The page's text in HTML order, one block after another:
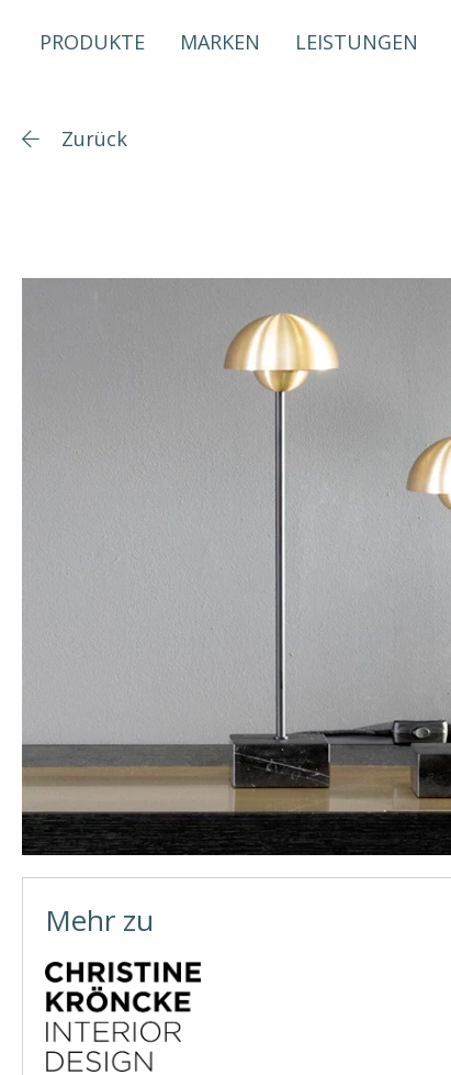
PRODUKTE MARKEN LEISTUNGEN
Zurück
Mehr zu